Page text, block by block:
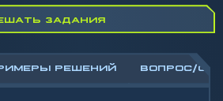
РЕШЕНИЙ ВОПРОС/
ЗАДАНИЯ